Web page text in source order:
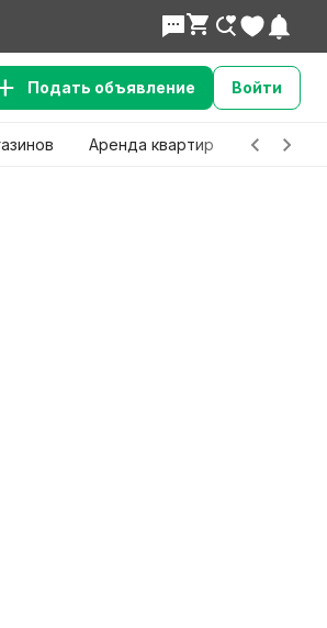
Подать объявление Войти
Аренда квартир Детские